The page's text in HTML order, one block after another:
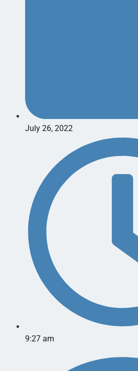
July 26, 2022
9:27 am